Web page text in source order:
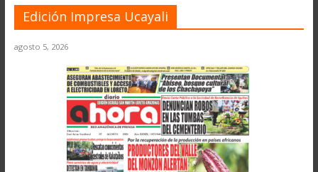
Edición Impresa Ucayali
agosto 5, 2026